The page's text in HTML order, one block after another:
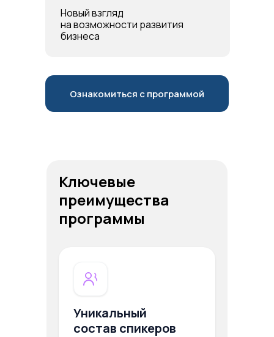
Новый взгляд
на возможности развития
бизнеса
Ознакомиться с программой
Ключевые
преимущества
программы
Уникальный
состав спикеров